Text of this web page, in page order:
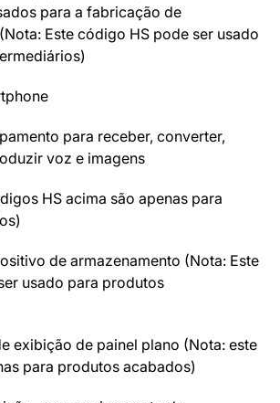
para a fabricação de
Este código HS pode ser usado
para receber, converter,
voz e imagens
HS acima são apenas para
de armazenamento (Nota: Este
usado para produtos
exibição de painel plano (Nota: este
para produtos acabados)